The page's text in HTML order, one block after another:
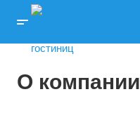
О компании